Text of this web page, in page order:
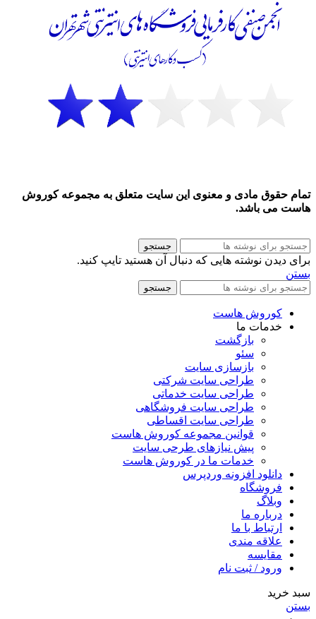
تمام حقوق مادی و معنوی این سایت متعلق به مجموعه کوروش
هاست می باشد.
جستجو
برای دیدن نوشته هایی که دنبال آن هستید تایپ کنید.
بستن
جستجو
کوروش هاست
خدمات ما
بازگشت
سئو
بازسازی سایت
طراحی سایت شرکتی
طراحی سایت خدماتی
طراحی سایت فروشگاهی
طراحی سایت اقساطی
قوانین مجموعه کوروش هاست
پیش نیازهای طرحی سایت
خدمات ما در کوروش هاست
دانلود افزونه وردپرس
فروشگاه
وبلاگ
درباره ما
ارتباط با ما
علاقه مندی
مقایسه
ورود / ثبت نام
سبد خرید
بستن